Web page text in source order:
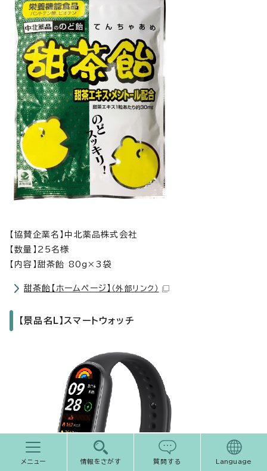
【協賛企業名】中北薬品株式会社
【数量】25名様
【内容】甜茶飴 80g×3袋
甜茶飴【ホームページ】 （外部リンク）
【景品名L】スマートウォッチ
メニュー 情報をさがす 質問する Language